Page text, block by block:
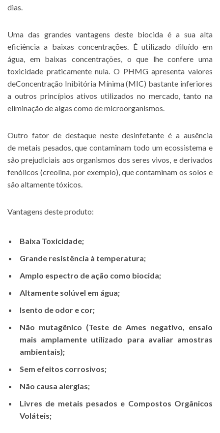
dias.
Uma das grandes vantagens deste biocida é a sua alta
eficiência a baixas concentrações. É utilizado diluído em
água, em baixas concentrações, o que lhe confere uma
toxicidade praticamente nula. O PHMG apresenta valores
deConcentração Inibitória Mínima (MIC) bastante inferiores
a outros princípios ativos utilizados no mercado, tanto na
eliminação de algas como de microorganismos.
Outro fator de destaque neste desinfetante é a ausência
de metais pesados, que contaminam todo um ecossistema e
são prejudiciais aos organismos dos seres vivos, e derivados
fenólicos (creolina, por exemplo), que contaminam os solos e
são altamente tóxicos.
Vantagens deste produto:
Baixa Toxicidade;
Grande resistência à temperatura;
Amplo espectro de ação como biocida;
Altamente solúvel em água;
Isento de odor e cor;
Não mutagênico (Teste de Ames negativo, ensaio
mais amplamente utilizado para avaliar amostras
ambientais);
Sem efeitos corrosivos;
Não causa alergias;
Livres de metais pesados e Compostos Orgânicos
Voláteis;